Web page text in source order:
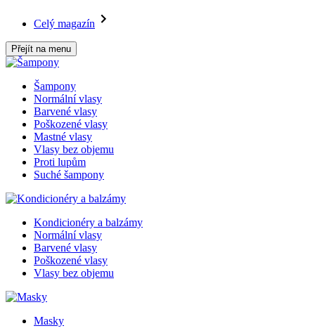
Celý magazín
Přejít na menu
Šampony
Normální vlasy
Barvené vlasy
Poškozené vlasy
Mastné vlasy
Vlasy bez objemu
Proti lupům
Suché šampony
Kondicionéry a balzámy
Normální vlasy
Barvené vlasy
Poškozené vlasy
Vlasy bez objemu
Masky